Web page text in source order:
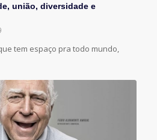
união, diversidade e
tem espaço pra todo mundo,